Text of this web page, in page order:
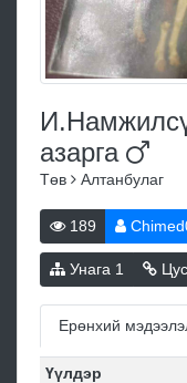
азарга
Төв Алтанбулаг
189
Унага 1
Ерөнхий
Үүлдэр